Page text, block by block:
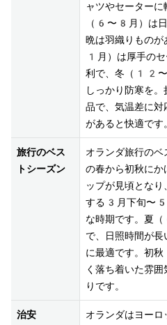
ャツやセーター
（6〜8月）は日
晩は羽織りもの
1月）は厚手の
利で、冬（12〜
しっかり防寒を
品で、気温差に対
があると快適です。
旅行のベス
トシーズン
オランダ旅行の
の春から初秋にか
ップが見頃とな
する3月下旬〜5
な時期です。夏
で、日照時間が
に最適です。初
く落ち着いた雰
りです。
治安
オランダはヨーロ